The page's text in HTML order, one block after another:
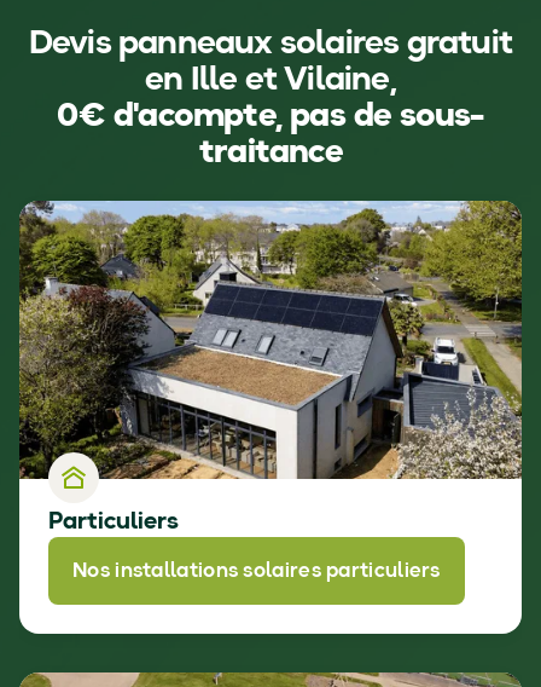
Devis panneaux solaires gratuit
en Ille et Vilaine,
0€ d'acompte, pas de sous-
traitance
Particuliers
Nos installations solaires particuliers